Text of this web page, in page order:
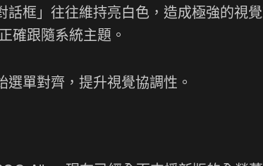
框」往往維持亮白色，造成極強的視
確跟隨系統主題。
單對齊，提升視覺協調性。